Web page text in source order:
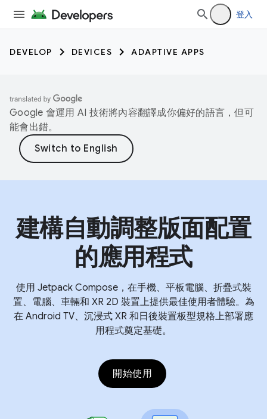
登入
DEVELOP DEVICES ADAPTIVE APPS
Google 會運用 AI 技術將內容翻譯成你偏好的語言，但可
能會出錯。
建構自動調整版面配置
的應用程式
使用 Jetpack Compose，在手機、平板電腦、折疊式裝
置、電腦、車輛和 XR 2D 裝置上提供最佳使用者體驗。為
在 Android TV、沉浸式 XR 和日後裝置板型規格上部署應
用程式奠定基礎。
開始使用